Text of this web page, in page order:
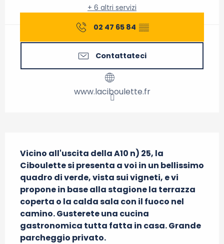
+ 6 altri servizi
02 47 65 84 ▒▒
Contattateci
www.laciboulette.fr
Vicino all'uscita della A10 n) 25, la
Ciboulette si presenta a voi in un bellissimo
quadro di verde, vista sui vigneti, e vi
propone in base alla stagione la terrazza
coperta o la calda sala con il fuoco nel
camino. Gusterete una cucina
gastronomica tutta fatta in casa. Grande
parcheggio privato.